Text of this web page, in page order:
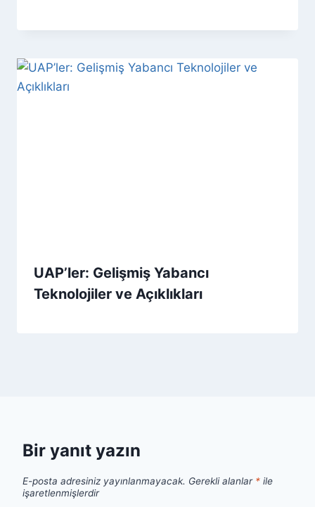
UAP’ler: Gelişmiş Yabancı
Teknolojiler ve Açıklıkları
Bir yanıt yazın
E-posta adresiniz yayınlanmayacak. Gerekli alanlar * ile
işaretlenmişlerdir